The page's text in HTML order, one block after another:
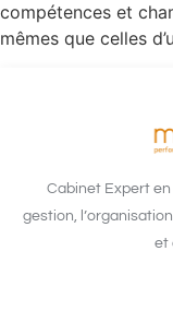
compétences et
mêmes que celles
Cabinet Expert
gestion,
et